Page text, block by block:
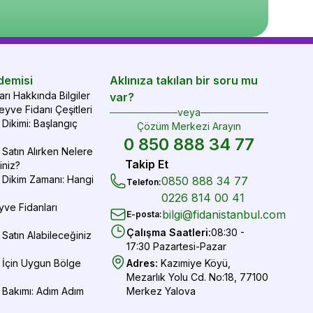
Hakkında Bilgiler
Fidanı Çeşitleri
Başlangıç
Alırken Nelere
Zamanı: Hangi
Fidanları
Alabileceğiniz
İçin Uygun Bölge
Adım Adım
Aklınıza takılan bir soru mu
var?
veya
Çözüm Merkezi Arayın
0 850 888 34 77
Takip Et
Telefon:0850 888 34 77
0226 814 00 41
E-posta:bilgi@fidanistanbul.com
Çalışma Saatleri:08:30 -
17:30 Pazartesi-Pazar
Adres: Kazımiye Köyü,
Mezarlık Yolu Cd. No:18, 77100
Merkez Yalova